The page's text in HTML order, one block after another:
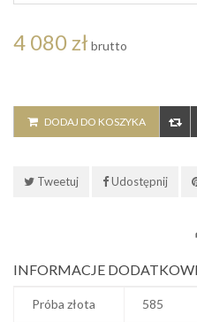
4 080 zł brutto
DODAJ DO KOSZYKA
Tweetuj Udostępnij
INFORMACJE
Próba złota 585